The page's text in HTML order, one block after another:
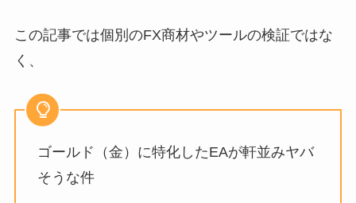
この記事では個別のFX商材やツールの検証ではな
く、
ゴールド（金）に特化したEAが軒並みヤバ
そうな件